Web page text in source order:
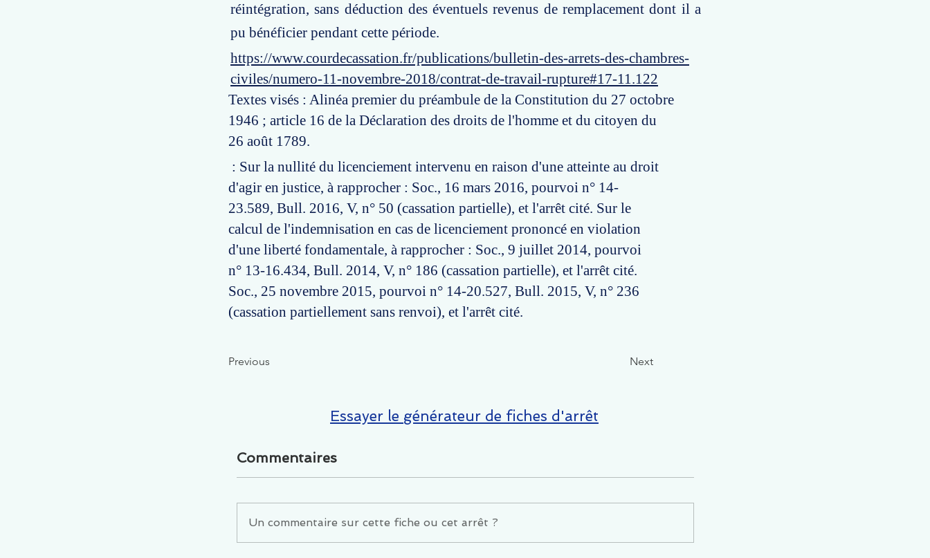
réintégration, sans déduction des éventuels revenus de remplacement dont il a
pu bénéficier pendant cette période.
https://www.courdecassation.fr/publications/bulletin-des-arrets-des-chambres-
civiles/numero-11-novembre-2018/contrat-de-travail-rupture#17-11.122
Textes visés : Alinéa premier du préambule de la Constitution du 27 octobre
1946 ; article 16 de la Déclaration des droits de l'homme et du citoyen du
26 août 1789.
: Sur la nullité du licenciement intervenu en raison d'une atteinte au droit
d'agir en justice, à rapprocher : Soc., 16 mars 2016, pourvoi n° 14-
23.589, Bull. 2016, V, n° 50 (cassation partielle), et l'arrêt cité. Sur le
calcul de l'indemnisation en cas de licenciement prononcé en violation
d'une liberté fondamentale, à rapprocher : Soc., 9 juillet 2014, pourvoi
n° 13-16.434, Bull. 2014, V, n° 186 (cassation partielle), et l'arrêt cité.
Soc., 25 novembre 2015, pourvoi n° 14-20.527, Bull. 2015, V, n° 236
(cassation partiellement sans renvoi), et l'arrêt cité.
Previous Next
Essayer le générateur de fiches d'arrêt
Commentaires
Un commentaire sur cette fiche ou cet arrêt ?